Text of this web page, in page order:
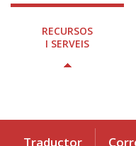
RECURSOS
I SERVEIS
Traductor